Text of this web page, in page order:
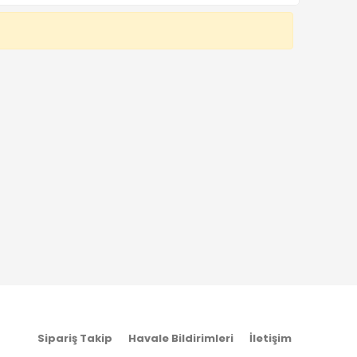
Sipariş Takip Havale Bildirimleri İletişim